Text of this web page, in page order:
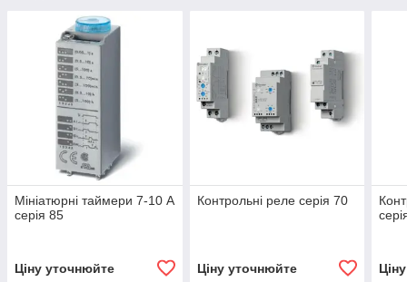
Мініатюрні таймери 7-10 А
серія 85
Ціну уточнюйте
Контрольні реле серія 70
Ціну уточнюйте